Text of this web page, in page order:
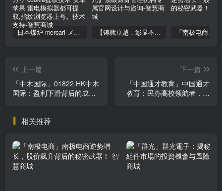
日本煤炉 mercari メルカリ cookie提取技术 安卓 苹果 雷电模拟器都可提取,指纹浏览器上号。技术支持 【铸就卓越，彰显不凡】顶级财富管理机构专属官网设计与咨询
上一篇
「中木国际」01822.HK中木
国际：盈利下滑背后的成长
下一篇
「中国通才教育」中国通才
教育：民办高校领航者，盈
相关推荐